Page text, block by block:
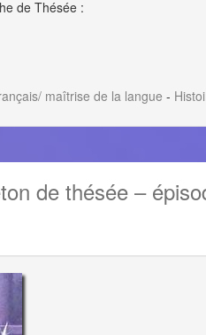
de Thésée :
maîtrise de la langue -
de thésée –